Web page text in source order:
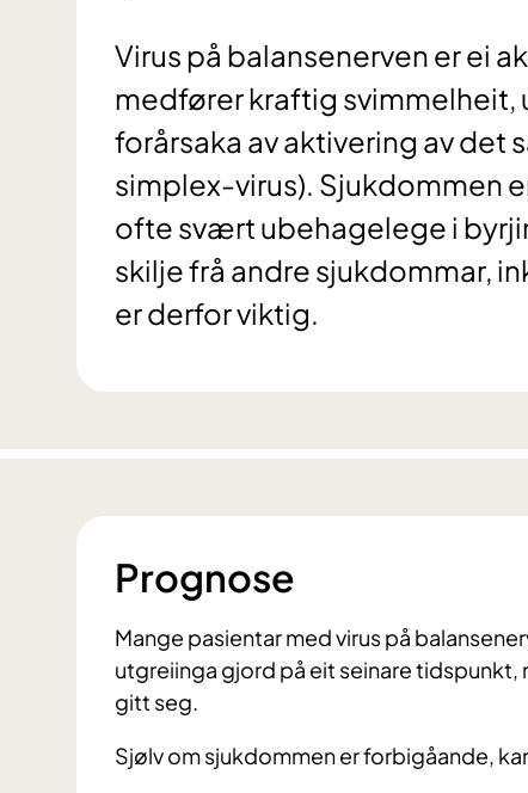
Virus på balansenerven er ei
medfører kraftig svimmelheit,
forårsaka av aktivering av det
simplex-virus). Sjukdommen
ofte svært ubehagelege i
skilje frå andre sjukdommar,
er derfor viktig.
Prognose
Mange pasientar med virus på
utgreiinga gjord på eit seinare
gitt seg.
Sjølv om sjukdommen er forbigåande,